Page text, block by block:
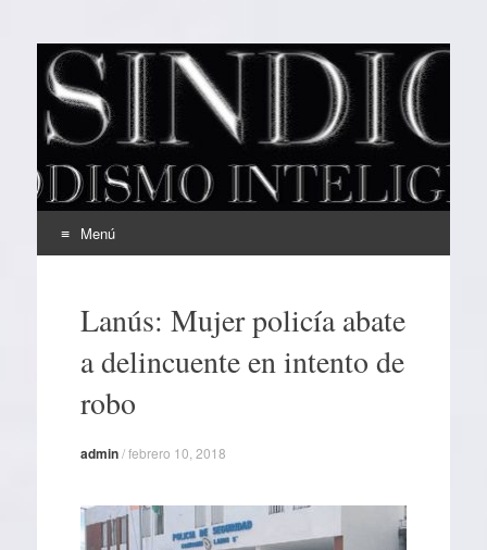
EL SINDICAL
Periodismo Inteligente
Menú
contenidoLanús: Mujer policía abate
a delincuente en intento de
robo
admin/febrero 10, 2018